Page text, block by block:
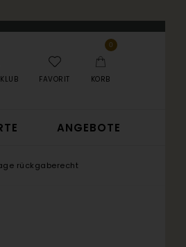
FAVORIT
0
KORB
ANGEBOTE
rückgaberecht